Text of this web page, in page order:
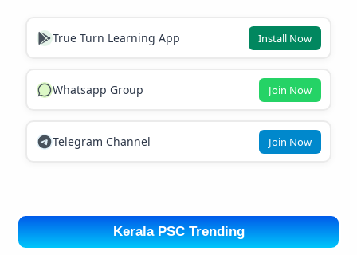
True Turn Learning App Install Now
Whatsapp Group Join Now
Telegram Channel Join Now
Kerala PSC Trending